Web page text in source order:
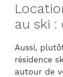
au ski :
Aussi,
résidence
autour de